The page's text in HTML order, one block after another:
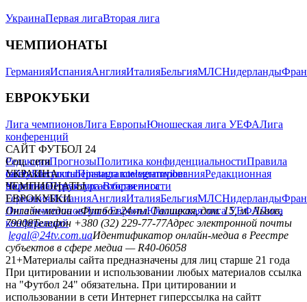
УкраинаПервая лигаВторая лига
ЧЕМПИОНАТЫ
ГерманияИспанияАнглияИталияБельгияМЛСНидерланды
ЕВРОКУБКИ
Лига чемпионовЛига ЕвропыЮношеская лига УЕФАЛига
конференций
САЙТ ФУТБОЛ 24
РедакцияПрогнозыПолитика конфиденциальностиПравила
сайтуКонтактыПравила комментированияРедакционная
политикаСтруктура собственности
Соц. сети
facebookxyoutubeinstagramtelegramviber
УКРАИНА
УкраинаПервая лигаВторая лига
ЧЕМПИОНАТЫ
ГерманияИспанияАнглияИталияБельгияМЛСНидерланды
ЕВРОКУБКИ
Лига чемпионовЛига ЕвропыЮношеская лига УЕФАЛига
конференций
Онлайн-медиа «Футбол 24»пл. Галицкая, дом. 15, м. Львов,
79008Телефон +380 (32) 229-77-77Адрес электронной почты
legal@24tv.com.uaИдентификатор онлайн-медиа в Реестре
субъектов в сфере медиа — R40-06058
21+Материалы сайта предназначены для лиц старше 21 года
При цитировании и использовании любых материалов ссылка
на "Футбол 24" обязательна. При цитировании и
использовании в сети Интернет гиперссылка на сайтт